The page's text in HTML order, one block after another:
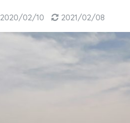
2020/02/10 2021/02/08